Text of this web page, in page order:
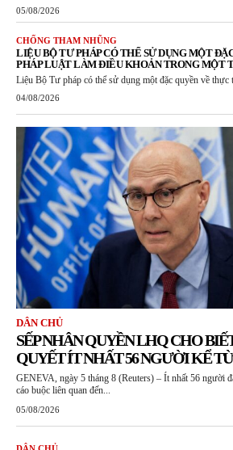
05/08/2026
CHỐNG THAM NHŨNG
LIỆU BỘ TƯ PHÁP CÓ THỂ SỬ DỤNG MỘT
PHÁP LUẬT LÀM ĐIỀU KHOẢN TRONG MỘT
Liệu Bộ Tư pháp có thể sử dụng một đặc quyền về thực
04/08/2026
DÂN CHỦ
SẾP NHÂN QUYỀN LHQ CHO
QUYẾT ÍT NHẤT 56 NGƯỜI KỂ
GENEVA, ngày 5 tháng 8 (Reuters) – Ít nhất 56 người
cáo buộc liên quan đến...
05/08/2026